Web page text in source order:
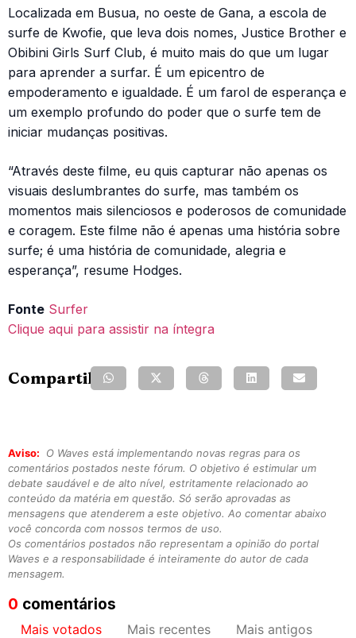
Localizada em Busua, no oeste de Gana, a escola de
surfe de Kwofie, que leva dois nomes, Justice Brother e
Obibini Girls Surf Club, é muito mais do que um lugar
para aprender a surfar. É um epicentro de
empoderamento e igualdade. É um farol de esperança e
um exemplo profundo do poder que o surfe tem de
iniciar mudanças positivas.
“Através deste filme, eu quis capturar não apenas os
visuais deslumbrantes do surfe, mas também os
momentos mais silenciosos e poderosos de comunidade
e coragem. Este filme não é apenas uma história sobre
surfe; é uma história de comunidade, alegria e
esperança”, resume Hodges.
Fonte Surfer
Clique aqui para assistir na íntegra
Compartilhe:
Aviso:
O Waves está implementando novas regras para os
comentários postados neste fórum. O objetivo é estimular um
debate saudável e de alto nível, estritamente relacionado ao
conteúdo da matéria em questão. Só serão aprovadas as
mensagens que atenderem a este objetivo. Ao comentar abaixo
você concorda com nossos termos de uso.
Os comentários postados não representam a opinião do portal
Waves e a responsabilidade é inteiramente do autor de cada
mensagem.
0 comentários
Mais votados Mais recentes Mais antigos